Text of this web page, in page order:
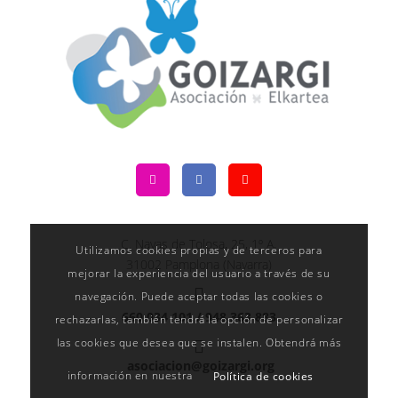
C. Navas de Tolosa, 25, 1º A,
660 034 101 / 948 363 883
Utilizamos cookies propias y de terceros para
mejorar la experiencia del usuario a través de su
navegación. Puede aceptar todas las cookies o
rechazarlas, también tendrá la opción de personalizar
las cookies que desea que se instalen. Obtendrá más
información en nuestra Política de cookies